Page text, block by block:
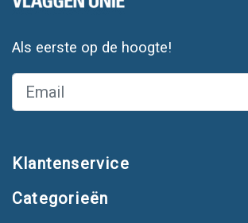
Als eerste op de hoogte!
Klantenservice
Categorieën